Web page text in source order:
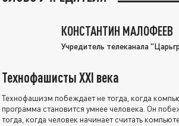
КОНСТАНТИН МАЛОФЕЕВ
Учредитель телеканала
Технофашисты XXI века
Технофашизм побеждает не тогда, когда
программа становится умнее человека. Он
тогда, когда человек начинает считать